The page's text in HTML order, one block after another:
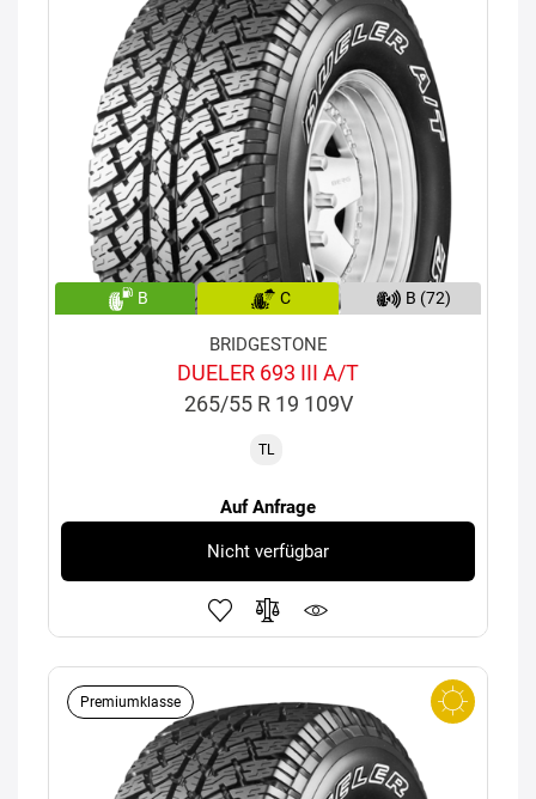
B C B (72)
BRIDGESTONE
DUELER 693 III A/T
265/55 R 19 109V
TL
Auf Anfrage
Nicht verfügbar
Premiumklasse